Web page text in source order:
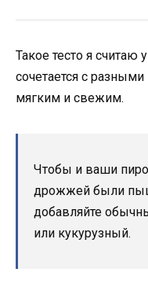
Такое тесто я
сочетается с
мягким и свежим.
Чтобы и ваши
дрожжей были
добавляйте
или кукурузный.